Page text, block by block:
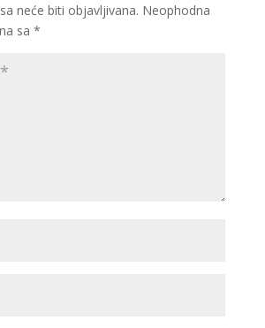
neće biti objavljivana. Neophodna
sa *